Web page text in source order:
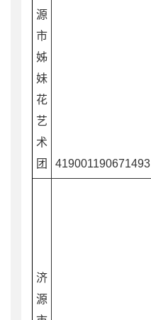
源
市
姊
妹
花
艺
术
团
419001190671493
济
源